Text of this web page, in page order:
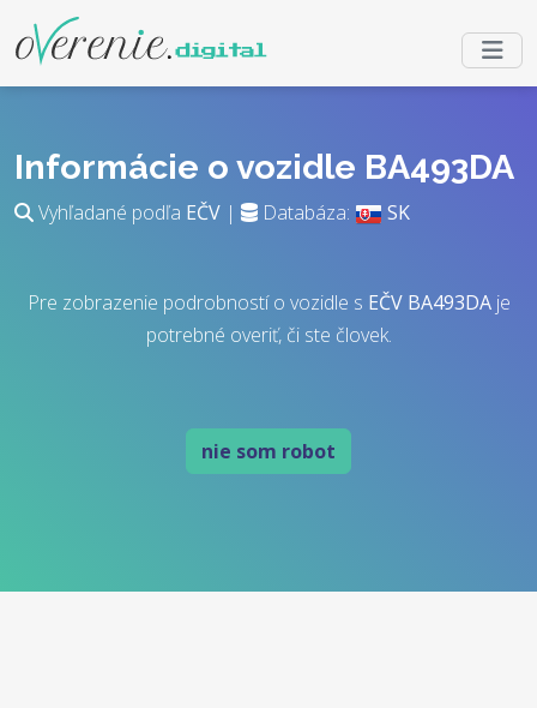
Informácie o vozidle BA493DA
Vyhľadané podľa EČV | Databáza: SK
Pre zobrazenie podrobností o vozidle s EČV BA493DAje
potrebné overiť, či ste človek.
nie som robot